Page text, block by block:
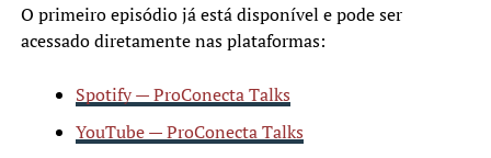
O primeiro episódio já está disponível e pode ser
acessado diretamente nas plataformas:
Spotify — ProConecta Talks
YouTube — ProConecta Talks